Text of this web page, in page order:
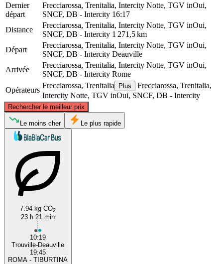
Dernier
départ
Frecciarossa, Trenitalia, Intercity Notte, TGV inOui,
SNCF, DB - Intercity 16:17
Distance
Frecciarossa, Trenitalia, Intercity Notte, TGV inOui,
SNCF, DB - Intercity 1 271,5 km
Départ
Frecciarossa, Trenitalia, Intercity Notte, TGV inOui,
SNCF, DB - Intercity Deauville
Arrivée
Frecciarossa, Trenitalia, Intercity Notte, TGV inOui,
SNCF, DB - Intercity Rome
Opérateurs
Frecciarossa, Trenitalia Plus
Frecciarossa, Trenitalia,
Intercity Notte, TGV inOui, SNCF, DB - Intercity
Rechercher le meilleur prix
Deauville
©CARTO, ©OpenStreetMapcontributors
Le moins cher Le plus rapide
7.94 kg CO2
23 h 21 min
10:19
Trouville-Deauville
19:45
ROMA - TIBURTINA